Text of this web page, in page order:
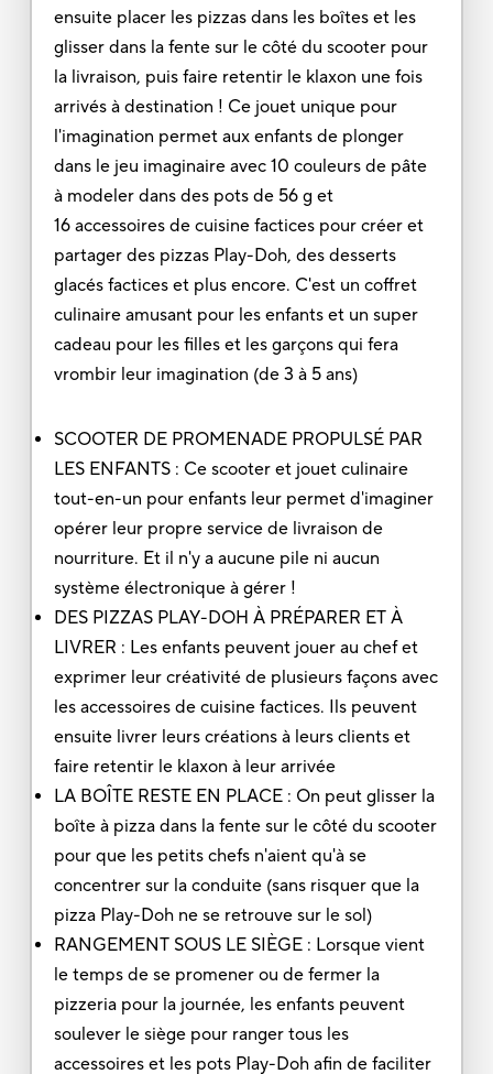
ensuite placer les pizzas dans les boîtes et les
glisser dans la fente sur le côté du scooter pour
la livraison, puis faire retentir le klaxon une fois
arrivés à destination ! Ce jouet unique pour
l'imagination permet aux enfants de plonger
dans le jeu imaginaire avec 10 couleurs de pâte
à modeler dans des pots de 56 g et
16 accessoires de cuisine factices pour créer et
partager des pizzas Play-Doh, des desserts
glacés factices et plus encore. C'est un coffret
culinaire amusant pour les enfants et un super
cadeau pour les filles et les garçons qui fera
vrombir leur imagination (de 3 à 5 ans)
SCOOTER DE PROMENADE PROPULSÉ PAR
LES ENFANTS : Ce scooter et jouet culinaire
tout-en-un pour enfants leur permet d'imaginer
opérer leur propre service de livraison de
nourriture. Et il n'y a aucune pile ni aucun
système électronique à gérer !
DES PIZZAS PLAY-DOH À PRÉPARER ET À
LIVRER : Les enfants peuvent jouer au chef et
exprimer leur créativité de plusieurs façons avec
les accessoires de cuisine factices. Ils peuvent
ensuite livrer leurs créations à leurs clients et
faire retentir le klaxon à leur arrivée
LA BOÎTE RESTE EN PLACE : On peut glisser la
boîte à pizza dans la fente sur le côté du scooter
pour que les petits chefs n'aient qu'à se
concentrer sur la conduite (sans risquer que la
pizza Play-Doh ne se retrouve sur le sol)
RANGEMENT SOUS LE SIÈGE : Lorsque vient
le temps de se promener ou de fermer la
pizzeria pour la journée, les enfants peuvent
soulever le siège pour ranger tous les
accessoires et les pots Play-Doh afin de faciliter